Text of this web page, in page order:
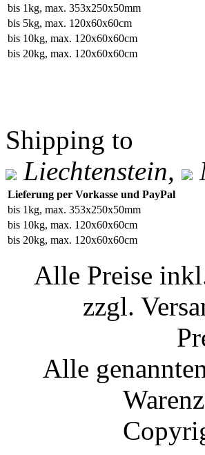
bis 1kg, max. 353x250x50mm
bis 5kg, max. 120x60x60cm
bis 10kg, max. 120x60x60cm
bis 20kg, max. 120x60x60cm
Shipping to
Liechtenstein,
Lieferung per Vorkasse und PayPal
bis 1kg, max. 353x250x50mm
bis 10kg, max. 120x60x60cm
bis 20kg, max. 120x60x60cm
Alle Preise
zzgl.
Alle